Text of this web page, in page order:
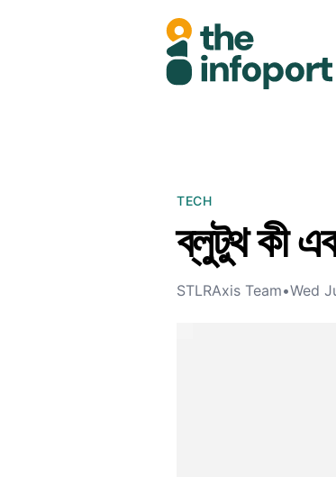
TECH
ব্লুটুথ কী
STLRAxis Team•Wed